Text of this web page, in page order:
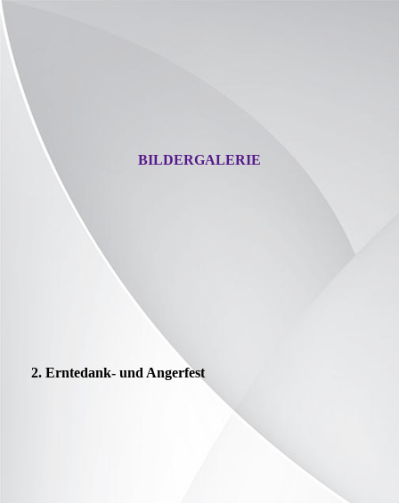
BILDERGALERIE
2. Erntedank- und Angerfest